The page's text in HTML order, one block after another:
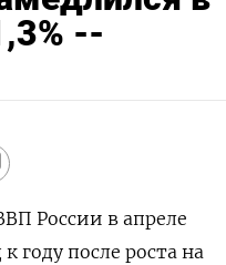
--
России в апреле
году после роста на